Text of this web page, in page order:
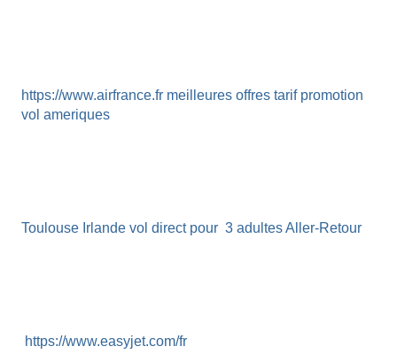
https://www.airfrance.fr meilleures offres tarif promotion
vol ameriques
Toulouse Irlande vol direct pour 3 adultes Aller-Retour
https://www.easyjet.com/fr